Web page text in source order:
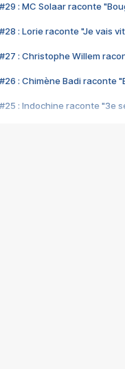
#29 : MC Solaar raconte
#28 : Lorie raconte "Je vais
#27 : Christophe Willem
#26 : Chimène Badi raconte
#25 : Indochine raconte "3e